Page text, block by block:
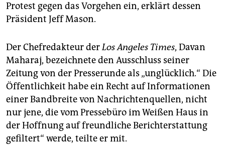
Protest gegen das Vorgehen ein, erklärt dessen
Präsident Jeff Mason.
Der Chefredakteur derLos Angeles Times, Davan
Maharaj, bezeichnete den Ausschluss seiner
Zeitung von der Presserunde als „unglücklich.“ Die
Öffentlichkeit habe ein Recht auf Informationen
einer Bandbreite von Nachrichtenquellen, nicht
nur jene, die vom Pressebüro im Weißen Haus in
der Hoffnung auf freundliche Berichterstattung
gefiltert“ werde, teilte er mit.